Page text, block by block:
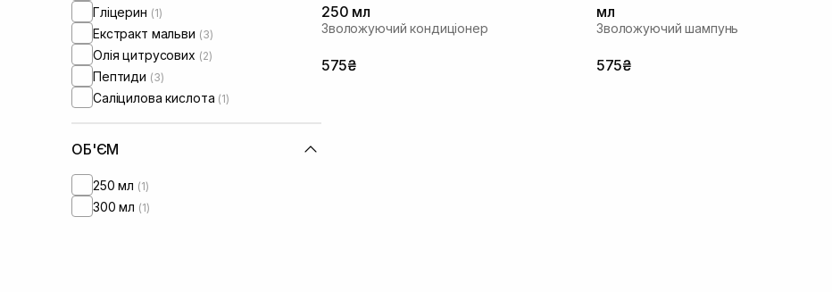
Гліцерин (1)
Екстракт мальви (3)
Олія цитрусових (2)
Пептиди (3)
Саліцилова кислота (1)
ОБ'ЄМ
250 мл (1)
300 мл (1)
250 мл
Зволожуючий кондиціонер
575₴
мл
Зволожуючий шампунь
575₴